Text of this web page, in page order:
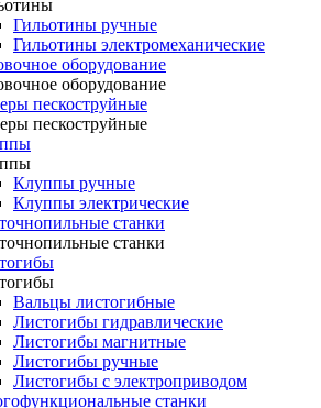
Гильотины ручные
Гильотины электромеханические
оборудование
оборудование
пескоструйные
пескоструйные
Клуппы ручные
Клуппы электрические
станки
станки
Вальцы листогибные
Листогибы гидравлические
Листогибы магнитные
Листогибы ручные
Листогибы с электроприводом
станки